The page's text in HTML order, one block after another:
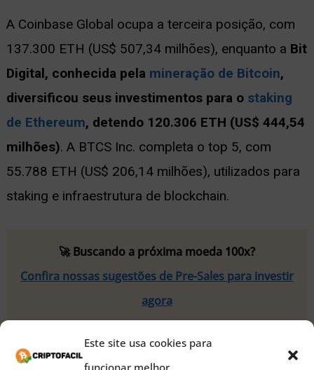
Este site usa cookies para
funcionar melhor
A Coinbase Global ocupa a terceira posição, com
137.300 ETH (US$ 507,34 milhões), enquanto a Bit
Digital, conhecida pela mineração de Bitcoin,
diversificou seus investimentos para o staking
de Ethereum, detendo 120.306 ETH (US$ 444,54
milhões). A BTCS Inc. completa o top 5, com
55.788 ETH (US$ 206,14 milhões), utilizados para
staking e infraestrutura de blockchain.
🚀 Buscando a próxima moeda 100x?
Confira nossas sugestões de Pre-Sales para investir
agora
Leia também:Flare na liderança do mercado:
preço pode ir a US$ 0,03?